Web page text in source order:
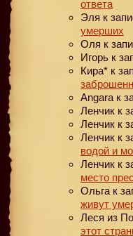
ответа
Эля к
умерших
Оля к
Игорь к
Кира* к
Angara к
Ленчик к
Ленчик к
Ленчик к
водой и
Ленчик к
место
Ольга к
живут
Леся из
этот